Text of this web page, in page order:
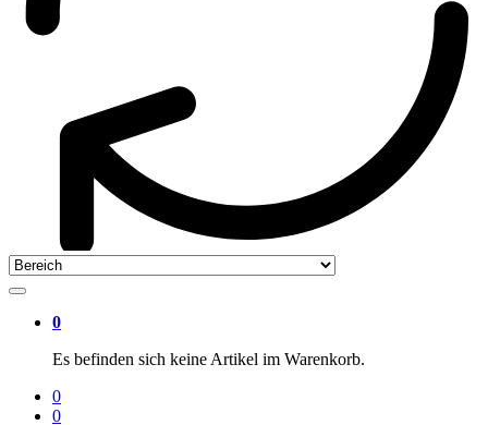
0
Es befinden sich keine Artikel im Warenkorb.
0
0